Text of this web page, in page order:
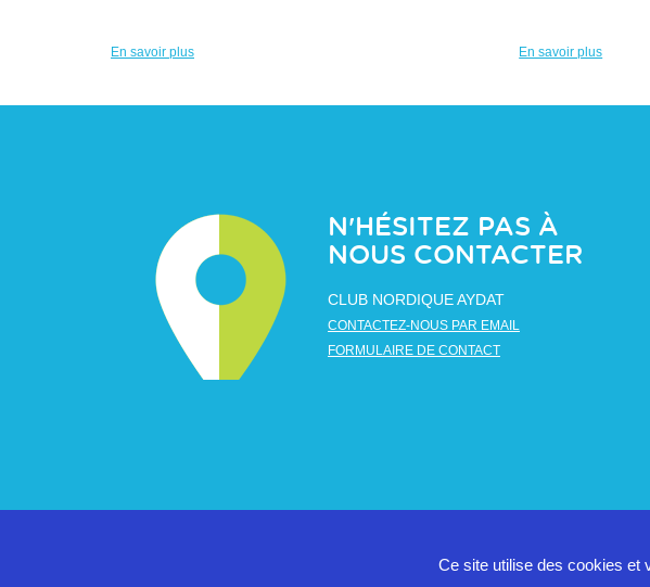
En savoir plus En savoir plus
N'HÉSITEZ PAS À
NOUS CONTACTER
CLUB NORDIQUE AYDAT
CONTACTEZ-NOUS PAR EMAIL
FORMULAIRE DE CONTACT
Ce site utilise des cookies et